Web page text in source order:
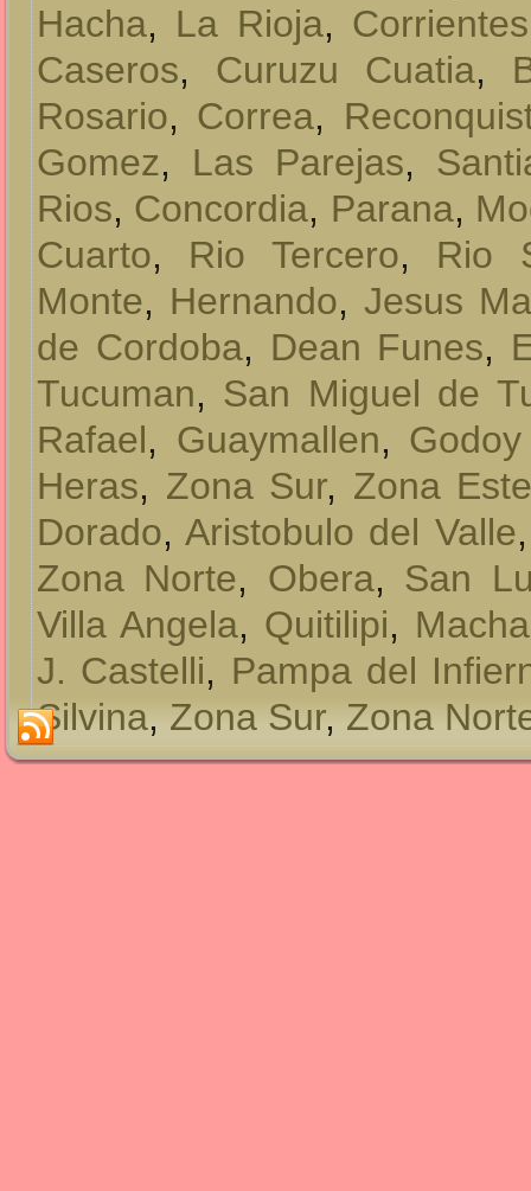
Hacha, La Rioja, Corrientes
Caseros, Curuzu Cuatia,
Rosario, Correa,
Gomez, Las Parejas,
Rios, Concordia, Parana,
Cuarto, Rio Tercero, Rio
Monte, Hernando, Jesus
de Cordoba, Dean Funes,
Tucuman, San Miguel de
Rafael, Guaymallen,
Heras, Zona Sur, Zona Este
Dorado,Aristobulo del Valle
Zona Norte, Obera, San
Villa Angela, Quitilipi,
J. Castelli, Pampa del
Silvina,Zona Sur,Zona